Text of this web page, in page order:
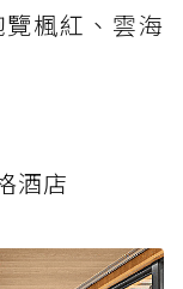
楓紅、雲海
酒店